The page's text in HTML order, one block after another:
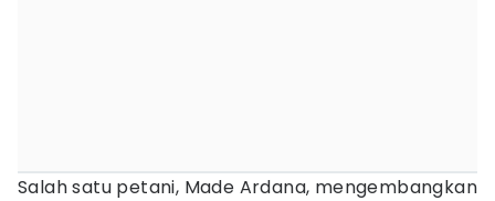
Salah satu petani, Made Ardana, mengembangkan